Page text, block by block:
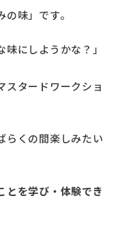
味」です。
にしようかな？」
スタードワークショ
らくの間楽しみたい
とを学び・体験でき